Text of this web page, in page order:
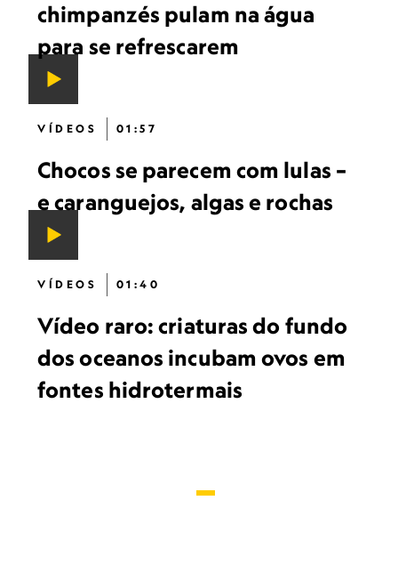
chimpanzés pulam na água
para se refrescarem
VÍDEOS 01:57
Chocos se parecem com lulas –
e caranguejos, algas e rochas
VÍDEOS 01:40
Vídeo raro: criaturas do fundo
dos oceanos incubam ovos em
fontes hidrotermais